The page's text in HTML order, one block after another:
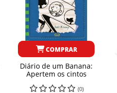
COMPRAR
Diário de um Banana:
Apertem os cintos
(0)